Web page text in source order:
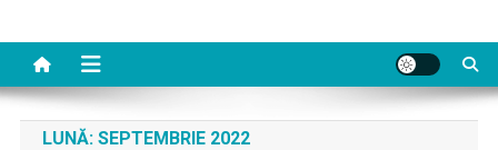
LUNĂ: SEPTEMBRIE 2022